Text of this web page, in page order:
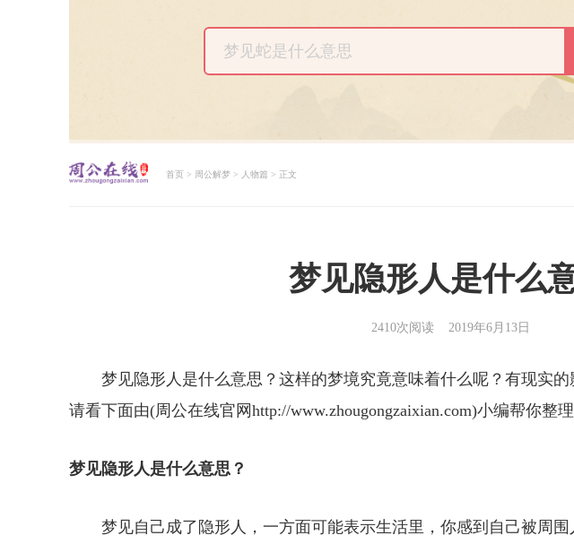
首页 > 周公解梦 > 人物篇 > 正文
梦见隐形人是什么
2410次阅读 2019年6月13日
梦见隐形人是什么意思？这样的梦境究竟意味着什么呢？有现实的
请看下面由(周公在线官网http://www.zhougongzaixian.com)小编帮你整
梦见隐形人是什么意思？
梦见自己成了隐形人，一方面可能表示生活里，你感到自己被周